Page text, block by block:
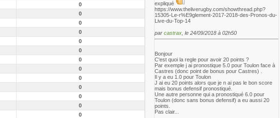
0
0
0
0
0
0
0
0
0
0
0
0
0
expliqué
https://www.theliverugby.com/showthread.php?
15305-Le-r%E9glement-2017-2018-des-Pronos-du-
Live-du-Top-14
par castrax, le 24/09/2018 à 02h50
Bonjour
C'est quoi la regle pour avoir 20 points ?
Par exemple j ai pronostique 5.0 pour Toulon face à
Castres (donc point de bonus pour Castres) .
Il y a eu 1.0 pour Toulon
J ai eu 20 points alors que je n ai pas le bon score
mais bonus defensif pronostiqué.
Une autre personne qui a pronostiqué 6.0 pour
Toulon (donc sans bonus defensif) a eu aussi 20
points.
Pas clair...